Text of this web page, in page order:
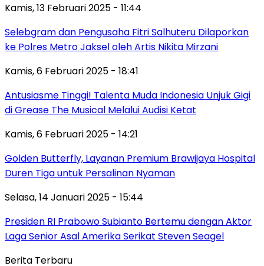
Kamis, 13 Februari 2025 - 11:44
Selebgram dan Pengusaha Fitri Salhuteru Dilaporkan
ke Polres Metro Jaksel oleh Artis Nikita Mirzani
Kamis, 6 Februari 2025 - 18:41
Antusiasme Tinggi! Talenta Muda Indonesia Unjuk Gigi
di Grease The Musical Melalui Audisi Ketat
Kamis, 6 Februari 2025 - 14:21
Golden Butterfly, Layanan Premium Brawijaya Hospital
Duren Tiga untuk Persalinan Nyaman
Selasa, 14 Januari 2025 - 15:44
Presiden RI Prabowo Subianto Bertemu dengan Aktor
Laga Senior Asal Amerika Serikat Steven Seagel
Berita Terbaru